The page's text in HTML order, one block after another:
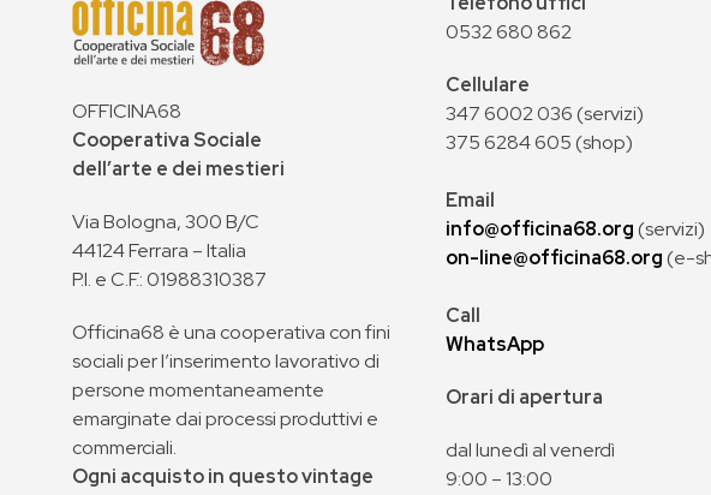
OFFICINA68
Cooperativa Sociale
dell’arte e dei mestieri
Via Bologna, 300 B/C
44124 Ferrara – Italia
P.I. e C.F.: 01988310387
Officina68 è una cooperativa con fini
sociali per l’inserimento lavorativo di
persone momentaneamente
emarginate dai processi produttivi e
commerciali.
Ogni acquisto in questo vintage
0532 680 862
Cellulare
347 6002 036 (servizi)
375 6284 605 (shop)
Email
info@officina68.org(servizi)
on-line@officina68.org(e-
Call
WhatsApp
Orari di apertura
dal lunedì al venerdì
9:00 – 13:00